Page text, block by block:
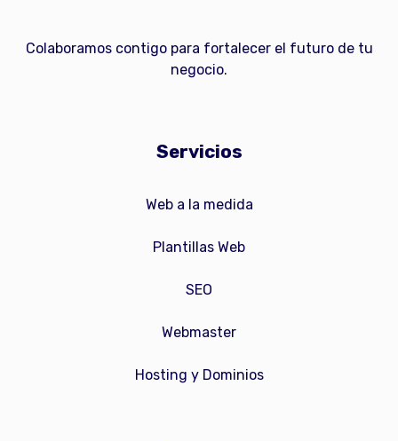
Colaboramos contigo para fortalecer el futuro de tu
negocio.
Servicios
Web a la medida
Plantillas Web
SEO
Webmaster
Hosting y Dominios